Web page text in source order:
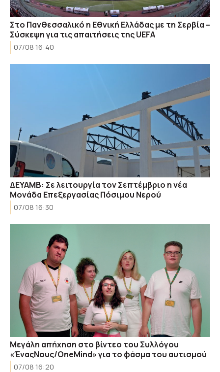
Στο Πανθεσσαλικό η Εθνική Ελλάδας με τη Σερβία –
Σύσκεψη για τις απαιτήσεις της UEFA
07/08 16:40
ΔΕΥΑΜΒ: Σε λειτουργία τον Σεπτέμβριο η νέα
Μονάδα Επεξεργασίας Πόσιμου Νερού
07/08 16:30
Μεγάλη απήχηση στο βίντεο του Συλλόγου
«ΈναςΝους/OneMind» για το φάσμα του αυτισμού
07/08 16:20